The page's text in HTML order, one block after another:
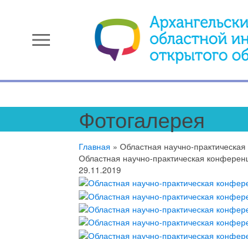
menu
Фотогалерея
Главная »Областная научно-
Областная научно-практическая
29.11.2019